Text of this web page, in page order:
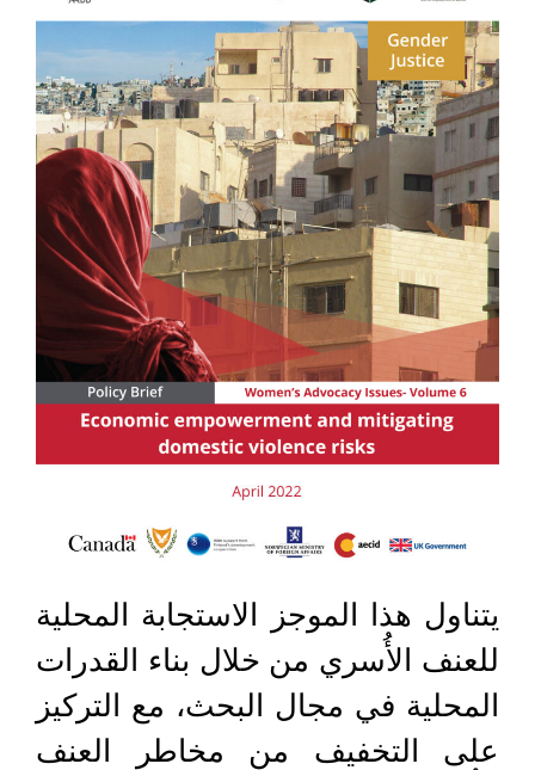
يتناول هذا الموجز الاستجابة المحلية
للعنف الأُسري من خلال بناء القدرات
المحلية في مجال البحث، مع التركيز
على التخفيف من مخاطر العنف